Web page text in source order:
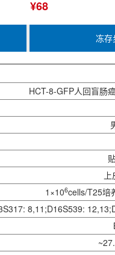
¥68
冻存
HCT-8-GFP人回盲肠
1×106cells/T25培
8,11;D16S539: